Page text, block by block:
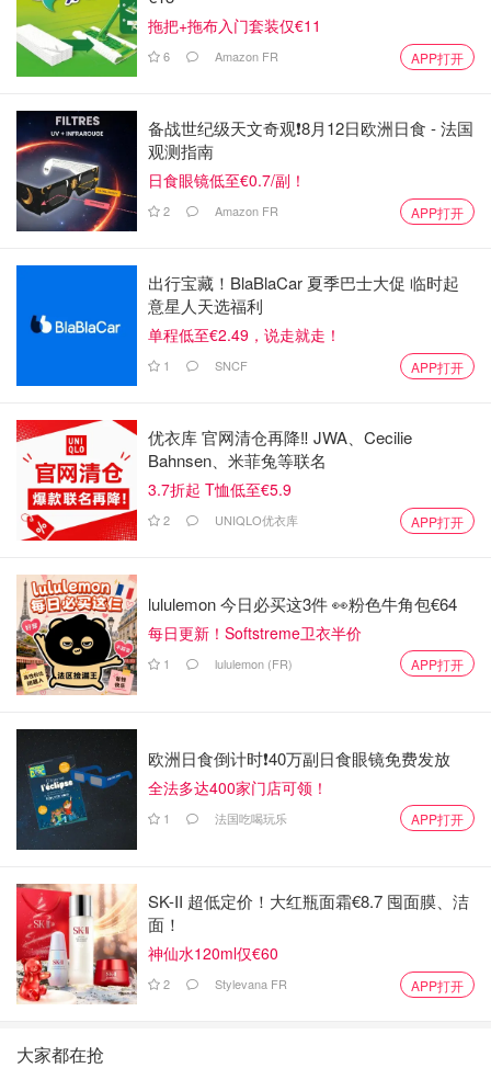
拖把+拖布入门套装仅€11
6 Amazon FR APP打开
备战世纪级天文奇观❗️8月12日欧洲日食 - 法国
观测指南
日食眼镜低至€0.7/副！
2 Amazon FR APP打开
出行宝藏！BlaBlaCar 夏季巴士大促 临时起
意星人天选福利
单程低至€2.49，说走就走！
1 SNCF APP打开
优衣库 官网清仓再降‼️ JWA、Cecilie
Bahnsen、米菲兔等联名
3.7折起 T恤低至€5.9
2 UNIQLO优衣库 APP打开
lululemon 今日必买这3件 👀粉色牛角包€64
每日更新！Softstreme卫衣半价
1 lululemon (FR) APP打开
欧洲日食倒计时❗️40万副日食眼镜免费发放
全法多达400家门店可领！
1 法国吃喝玩乐 APP打开
SK-II 超低定价！大红瓶面霜€8.7 囤面膜、洁
面！
神仙水120ml仅€60
2 Stylevana FR APP打开
大家都在抢